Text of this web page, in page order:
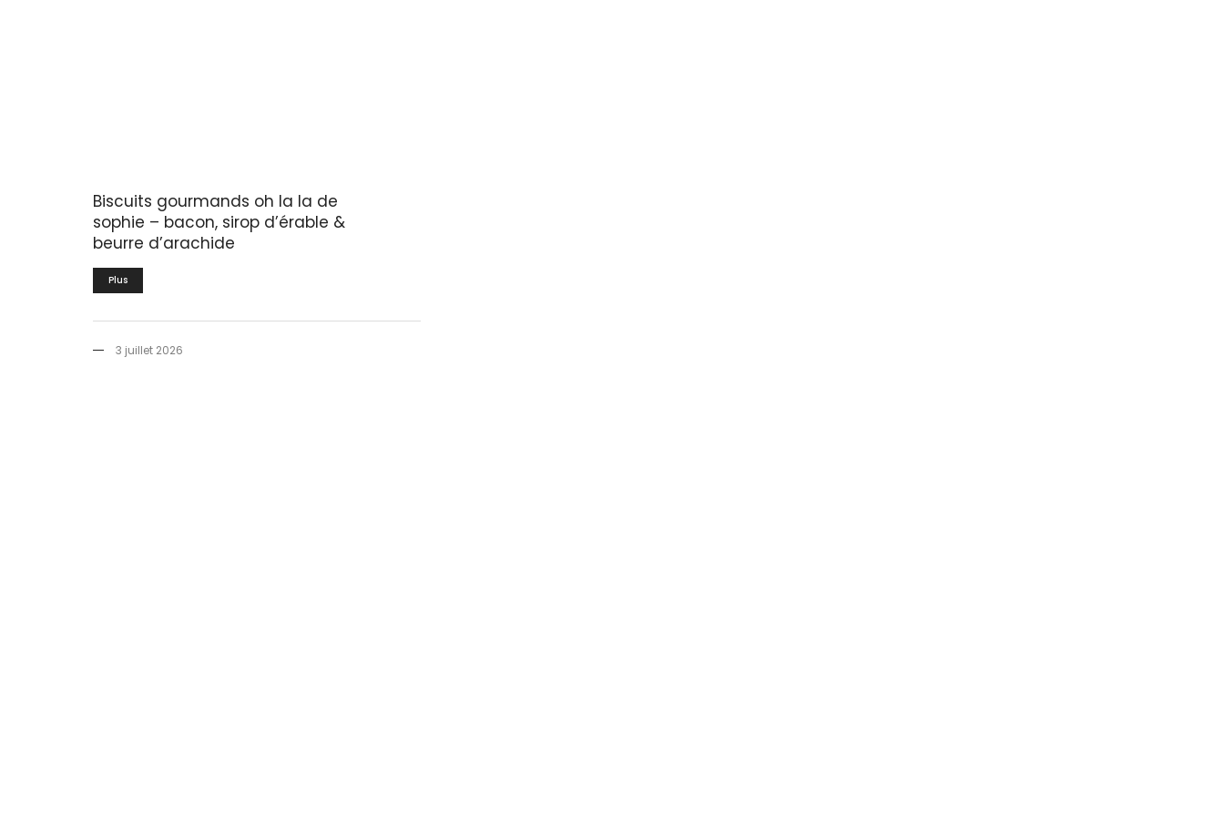
Biscuits gourmands oh la la de
sophie – bacon, sirop d’érable &
beurre d’arachide
Plus
3 juillet 2026